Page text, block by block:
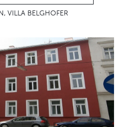
VILLA BELGHOFER